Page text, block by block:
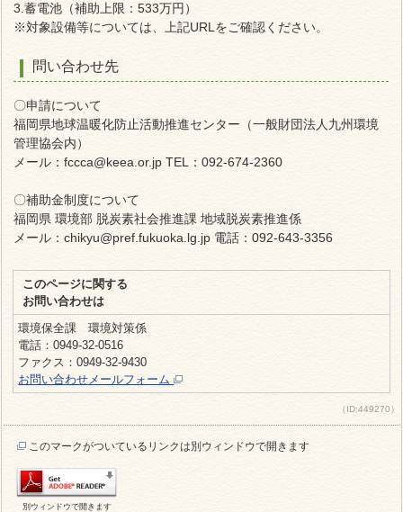
3.蓄電池（補助上限：533万円）
※対象設備等については、上記URLをご確認ください。
問い合わせ先
〇申請について
福岡県地球温暖化防止活動推進センター（一般財団法人九州環境
管理協会内）
メール：fccca@keea.or.jp TEL：092-674-2360
〇補助金制度について
福岡県 環境部 脱炭素社会推進課 地域脱炭素推進係
メール：chikyu@pref.fukuoka.lg.jp 電話：092-643-3356
このページに関する
お問い合わせは
環境保全課 環境対策係
電話：0949-32-0516
ファクス：0949-32-9430
お問い合わせメールフォーム
（ID:449270）
このマークがついているリンクは別ウィンドウで開きます
別ウィンドウで開きます